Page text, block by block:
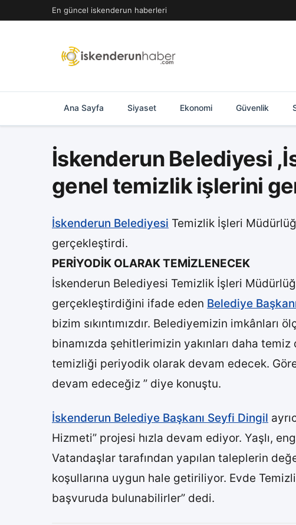
geç
En güncel iskenderun haberleri
Ana Sayfa Siyaset Ekonomi Güvenlik
İskenderun Belediyesi
genel temizlik işlerini
İskenderun Belediyesi Temizlik İşleri
gerçekleştirdi.
PERİYODİK OLARAK TEMİZLENECEK
İskenderun Belediyesi Temizlik İşleri
gerçekleştirdiğini ifade eden Belediye
bizim sıkıntımızdır. Belediyemizin imkânları
binamızda şehitlerimizin yakınları daha
temizliği periyodik olarak devam edecek.
devam edeceğiz ” diye konuştu.
İskenderun Belediye Başkanı Seyfi Dingil
Hizmeti” projesi hızla devam ediyor. Yaşlı,
Vatandaşlar tarafından yapılan taleplerin
koşullarına uygun hale getiriliyor. Evde
başvuruda bulunabilirler” dedi.